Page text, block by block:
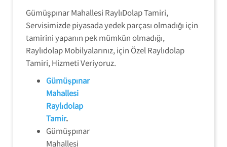
Gümüşpınar Mahallesi RaylıDolap Tamiri,
Servisimizde piyasada yedek parçası olmadığı için
tamirini yapanın pek mümkün olmadığı,
Raylıdolap Mobilyalarınız, için Özel Raylıdolap
Tamiri, Hizmeti Veriyoruz.
Gümüşpınar
Mahallesi
Raylıdolap
Tamir.
Gümüşpınar
Mahallesi